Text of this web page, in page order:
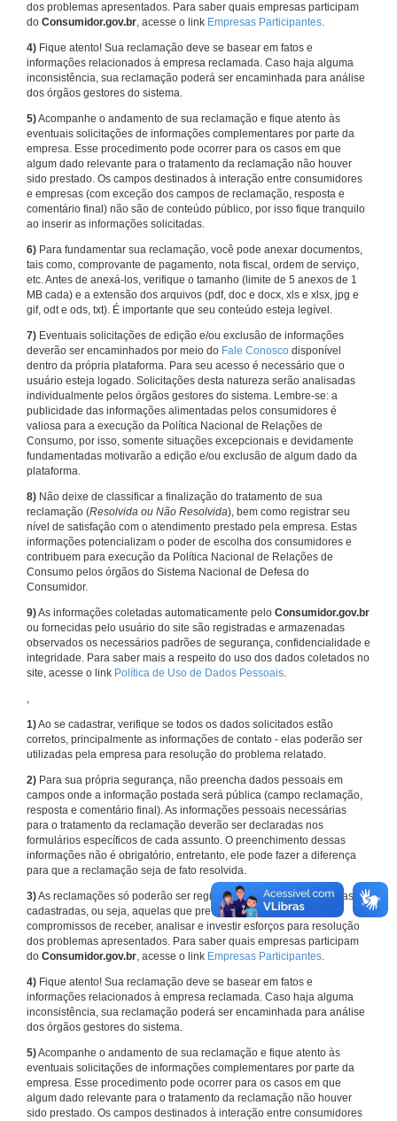
dos problemas apresentados. Para saber quais empresas participam
do Consumidor.gov.br, acesse o link Empresas Participantes.
4) Fique atento! Sua reclamação deve se basear em fatos e
informações relacionados à empresa reclamada. Caso haja alguma
inconsistência, sua reclamação poderá ser encaminhada para análise
dos órgãos gestores do sistema.
5)Acompanhe o andamento de sua reclamação e fique atento às
eventuais solicitações de informações complementares por parte da
empresa. Esse procedimento pode ocorrer para os casos em que
algum dado relevante para o tratamento da reclamação não houver
sido prestado. Os campos destinados à interação entre consumidores
e empresas (com exceção dos campos de reclamação, resposta e
comentário final) não são de conteúdo público, por isso fique tranquilo
ao inserir as informações solicitadas.
6) Para fundamentar sua reclamação, você pode anexar documentos,
tais como, comprovante de pagamento, nota fiscal, ordem de serviço,
etc. Antes de anexá-los, verifique o tamanho (limite de 5 anexos de 1
MB cada) e a extensão dos arquivos (pdf, doc e docx, xls e xlsx, jpg e
gif, odt e ods, txt). É importante que seu conteúdo esteja legível.
7) Eventuais solicitações de edição e/ou exclusão de informações
deverão ser encaminhados por meio do Fale Conosco disponível
dentro da própria plataforma. Para seu acesso é necessário que o
usuário esteja logado. Solicitações desta natureza serão analisadas
individualmente pelos órgãos gestores do sistema. Lembre-se: a
publicidade das informações alimentadas pelos consumidores é
valiosa para a execução da Política Nacional de Relações de
Consumo, por isso, somente situações excepcionais e devidamente
fundamentadas motivarão a edição e/ou exclusão de algum dado da
plataforma.
8) Não deixe de classificar a finalização do tratamento de sua
reclamação (Resolvida ou Não Resolvida), bem como registrar seu
nível de satisfação com o atendimento prestado pela empresa. Estas
informações potencializam o poder de escolha dos consumidores e
contribuem para execução da Política Nacional de Relações de
Consumo pelos órgãos do Sistema Nacional de Defesa do
Consumidor.
9)As informações coletadas automaticamente pelo Consumidor.gov.br
ou fornecidas pelo usuário do site são registradas e armazenadas
observados os necessários padrões de segurança, confidencialidade e
integridade. Para saber mais a respeito do uso dos dados coletados no
site, acesse o link Política de Uso de Dados Pessoais.
,
1)Ao se cadastrar, verifique se todos os dados solicitados estão
corretos, principalmente as informações de contato - elas poderão ser
utilizadas pela empresa para resolução do problema relatado.
2) Para sua própria segurança, não preencha dados pessoais em
campos onde a informação postada será pública (campo reclamação,
resposta e comentário final). As informações pessoais necessárias
para o tratamento da reclamação deverão ser declaradas nos
formulários específicos de cada assunto. O preenchimento dessas
informações não é obrigatório, entretanto, ele pode fazer a diferença
para que a reclamação seja de fato resolvida.
3)As reclamações só poderão ser registradas em face de empresas
cadastradas, ou seja, aquelas que previamente assumiram
compromissos de receber, analisar e investir esforços para resolução
dos problemas apresentados. Para saber quais empresas participam
do Consumidor.gov.br, acesse o link Empresas Participantes.
4) Fique atento! Sua reclamação deve se basear em fatos e
informações relacionados à empresa reclamada. Caso haja alguma
inconsistência, sua reclamação poderá ser encaminhada para análise
dos órgãos gestores do sistema.
5)Acompanhe o andamento de sua reclamação e fique atento às
eventuais solicitações de informações complementares por parte da
empresa. Esse procedimento pode ocorrer para os casos em que
algum dado relevante para o tratamento da reclamação não houver
sido prestado. Os campos destinados à interação entre consumidores